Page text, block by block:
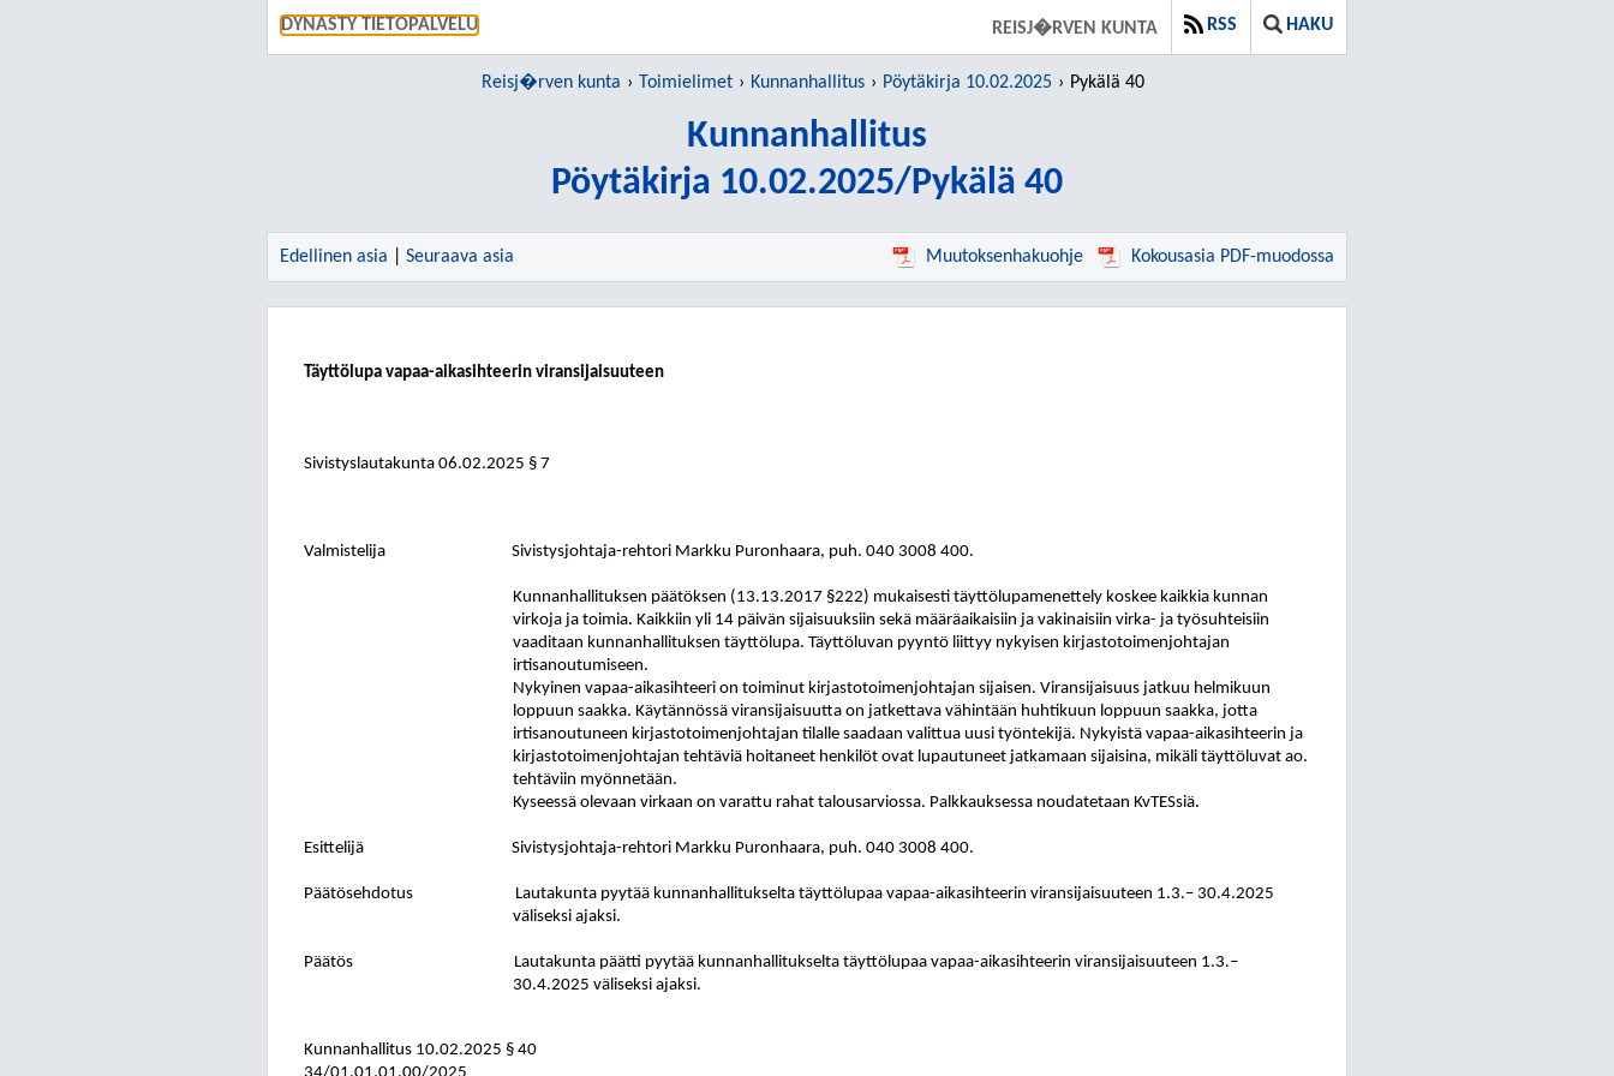
DYNASTY TIETOPALVELU REISJ�RVEN KUNTA RSS HAKU
Reisj�rven kunta Toimielimet Kunnanhallitus Pöytäkirja 10.02.2025 Pykälä 40
Kunnanhallitus
Pöytäkirja 10.02.2025/Pykälä 40
Edellinen asia Seuraava asia Muutoksenhakuohje Kokousasia PDF-muodossa
Täyttölupa vapaa-aikasihteerin viransijaisuuteen
Sivistyslautakunta 06.02.2025 § 7
Valmistelija Sivistysjohtaja-rehtori Markku Puronhaara, puh. 040 3008 400.
Kunnanhallituksen päätöksen (13.13.2017 §222) mukaisesti täyttölupamenettely koskee kaikkia kunnan
virkoja ja toimia. Kaikkiin yli 14 päivän sijaisuuksiin sekä määräaikaisiin ja vakinaisiin virka- ja työsuhteisiin
vaaditaan kunnanhallituksen täyttölupa. Täyttöluvan pyyntö liittyy nykyisen kirjastotoimenjohtajan
irtisanoutumiseen.
Nykyinen vapaa-aikasihteeri on toiminut kirjastotoimenjohtajan sijaisen. Viransijaisuus jatkuu helmikuun
loppuun saakka. Käytännössä viransijaisuutta on jatkettava vähintään huhtikuun loppuun saakka, jotta
irtisanoutuneen kirjastotoimenjohtajan tilalle saadaan valittua uusi työntekijä. Nykyistä vapaa-aikasihteerin ja
kirjastotoimenjohtajan tehtäviä hoitaneet henkilöt ovat lupautuneet jatkamaan sijaisina, mikäli täyttöluvat ao.
tehtäviin myönnetään.
Kyseessä olevaan virkaan on varattu rahat talousarviossa. Palkkauksessa noudatetaan KvTESsiä.
Esittelijä Sivistysjohtaja-rehtori Markku Puronhaara, puh. 040 3008 400.
Päätösehdotus
Lautakunta pyytää kunnanhallitukselta täyttölupaa vapaa-aikasihteerin viransijaisuuteen 1.3.– 30.4.2025
väliseksi ajaksi.
Päätös
Lautakunta päätti pyytää kunnanhallitukselta täyttölupaa vapaa-aikasihteerin viransijaisuuteen 1.3.–
30.4.2025 väliseksi ajaksi.
Kunnanhallitus 10.02.2025 § 40